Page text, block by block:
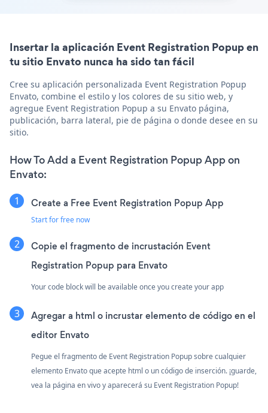
Insertar la aplicación Event Registration Popup en
tu sitio Envato nunca ha sido tan fácil
Cree su aplicación personalizada Event Registration Popup
Envato, combine el estilo y los colores de su sitio web, y
agregue Event Registration Popup a su Envato página,
publicación, barra lateral, pie de página o donde desee en su
sitio.
How To Add a Event Registration Popup App on
Envato:
Create a Free Event Registration Popup App
Start for free now
Copie el fragmento de incrustación Event
Registration Popup para Envato
Your code block will be available once you create your app
Agregar a html o incrustar elemento de código en el
editor Envato
Pegue el fragmento de Event Registration Popup sobre cualquier
elemento Envato que acepte html o un código de inserción. ¡guarde,
vea la página en vivo y aparecerá su Event Registration Popup!